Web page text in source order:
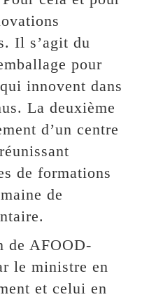
Il s’agit du
pour
innovent dans
La deuxième
d’un centre
de formations
de
de AFOOD-
le ministre en
et celui en